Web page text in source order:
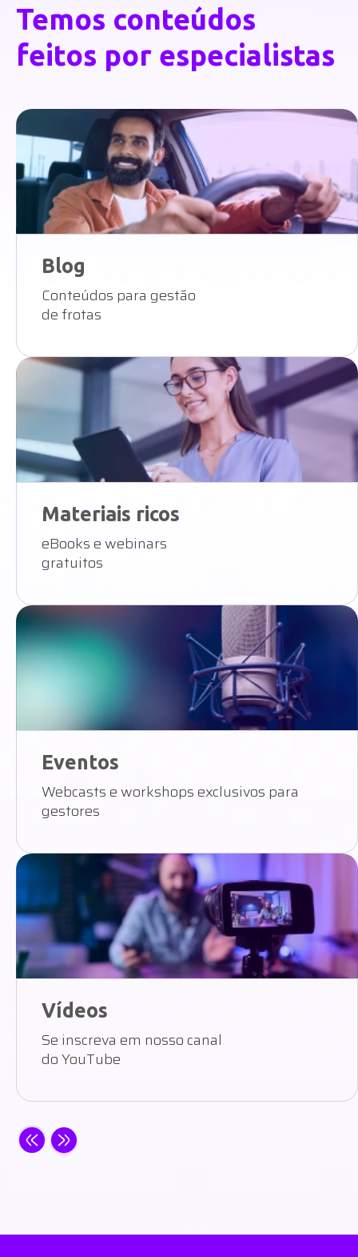
Temos conteúdos
feitos por especialistas
Blog
Conteúdos para gestão
de frotas
Materiais ricos
eBooks e webinars
gratuitos
Eventos
Webcasts e workshops exclusivos para
gestores
Vídeos
Se inscreva em nosso canal
do YouTube